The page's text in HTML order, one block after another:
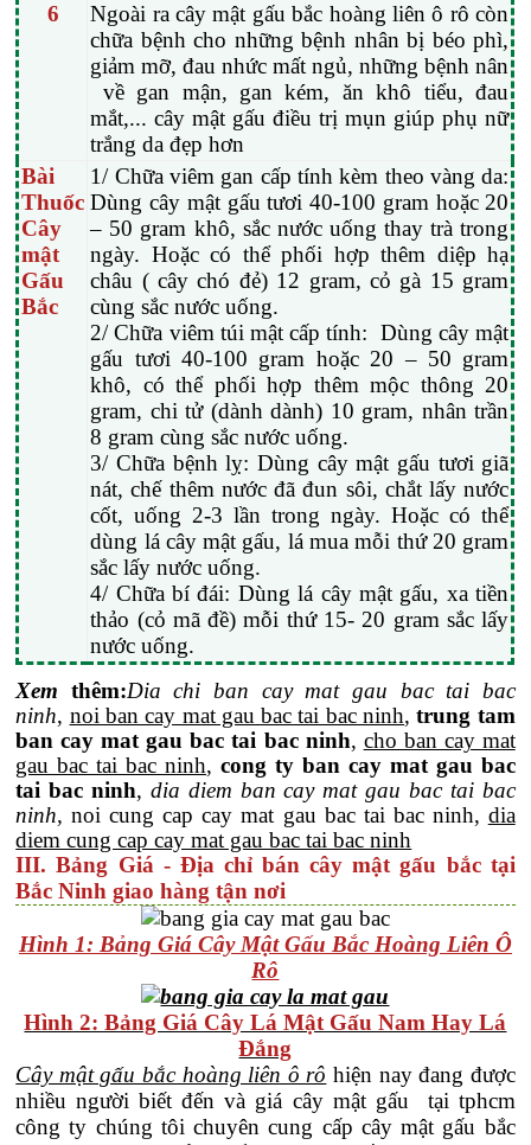
6
Ngoài ra cây mật gấu bắc hoàng liên ô rô còn
chữa bệnh cho những bệnh nhân bị béo phì,
giảm mỡ, đau nhức mất ngủ, những bệnh nân
về gan mận, gan kém, ăn khô tiểu, đau
mắt,... cây mật gấu điều trị mụn giúp phụ nữ
trắng da đẹp hơn
Bài
Thuốc
Cây
mật
Gấu
Bắc
1/ Chữa viêm gan cấp tính kèm theo vàng da:
Dùng cây mật gấu tươi 40-100 gram hoặc 20
– 50 gram khô, sắc nước uống thay trà trong
ngày. Hoặc có thể phối hợp thêm diệp hạ
châu ( cây chó đẻ) 12 gram, cỏ gà 15 gram
cùng sắc nước uống.
2/ Chữa viêm túi mật cấp tính: Dùng cây mật
gấu tươi 40-100 gram hoặc 20 – 50 gram
khô, có thể phối hợp thêm mộc thông 20
gram, chi tử (dành dành) 10 gram, nhân trần
8 gram cùng sắc nước uống.
3/ Chữa bệnh lỵ: Dùng cây mật gấu tươi giã
nát, chế thêm nước đã đun sôi, chắt lấy nước
cốt, uống 2-3 lần trong ngày. Hoặc có thể
dùng lá cây mật gấu, lá mua mỗi thứ 20 gram
sắc lấy nước uống.
4/ Chữa bí đái: Dùng lá cây mật gấu, xa tiền
thảo (cỏ mã đề) mỗi thứ 15- 20 gram sắc lấy
nước uống.
Xem thêm:Dia chi ban cay mat gau bac tai bac
ninh, noi ban cay mat gau bac tai bac ninh, trung tam
ban cay mat gau bac tai bac ninh, cho ban cay mat
gau bac tai bac ninh,cong ty ban cay mat gau bac
tai bac ninh, dia diem ban cay mat gau bac tai bac
ninh, noi cung cap cay mat gau bac tai bac ninh, dia
diem cung cap cay mat gau bac tai bac ninh
III. Bảng Giá - Địa chỉ bán cây mật gấu bắc tại
Bắc Ninh giao hàng tận nơi
Hình 1: Bảng Giá Cây Mật Gấu Bắc Hoàng Liên Ô
Rô
Hình 2: Bảng Giá Cây Lá Mật Gấu Nam Hay Lá
Đắng
Cây mật gấu bắc hoàng liên ô rô hiện nay đang được
nhiều người biết đến và giá cây mật gấu tại tphcm
công ty chúng tôi chuyên cung cấp cây mật gấu bắc